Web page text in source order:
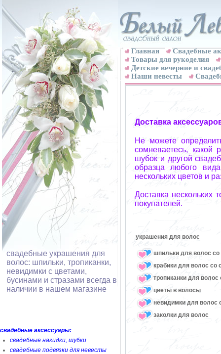
свадебные украшения для
волос: шпильки, тропиканки,
невидимки с цветами,
бусинами и стразами всегда в
наличии в нашем магазине
свадебные аксессуары:
свадебные накидки, шубки
свадебные подвязки для невесты
Главная
Свадебные
Товары для рукоделия
Детские вечерние и
Наши невесты
Доставка
Не можете
сомневаетесь, какой
шубок и другой
образца любого
нескольких цветов и
Доставка нескольких
покупателей.
украшения для волос
шпильки для волос со
крабики для волос со
тропиканки для
цветы в волосы
невидимки для волос
заколки для волос